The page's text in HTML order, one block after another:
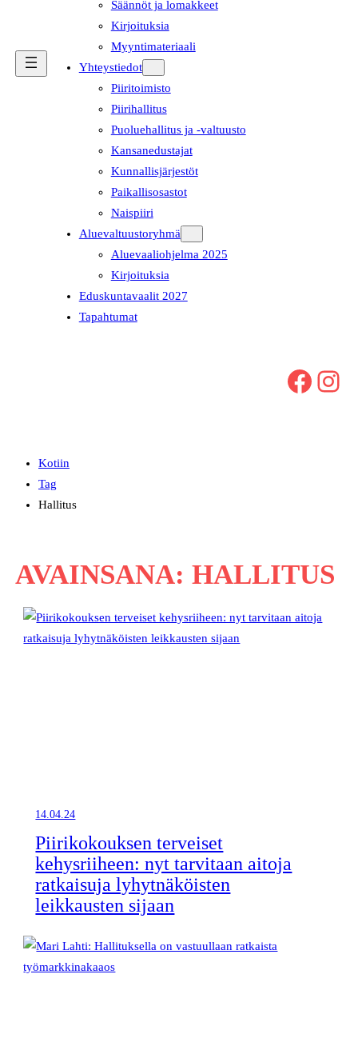
Säännöt ja lomakkeet
Kirjoituksia
Myyntimateriaali
Yhteystiedot
Piiritoimisto
Piirihallitus
Puoluehallitus ja -valtuusto
Kansanedustajat
Kunnallisjärjestöt
Paikallisosastot
Naispiiri
Aluevaltuustoryhmä
Aluevaaliohjelma 2025
Kirjoituksia
Eduskuntavaalit 2027
Tapahtumat
Facebook Instagram
Kotiin
Tag
Hallitus
AVAINSANA: HALLITUS
14.04.24
Piirikokouksen terveiset
kehysriiheen: nyt tarvitaan aitoja
ratkaisuja lyhytnäköisten
leikkausten sijaan